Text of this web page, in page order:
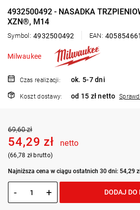
4932500492 - NASADKA
XZN®, M14
Symbol: 4932500492 EAN:
Milwaukee
Czas realizacji: ok. 5-7 dni
Koszt dostawy: od 15 zł netto
69,60 zł
54,29 zł netto
(66,78 zł brutto)
Najniższa cena w ciągu ostatnich 30 dni: 54,29
- + DODAJ DO